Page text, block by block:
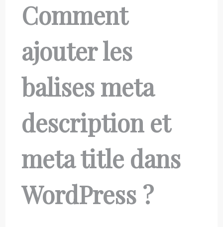
Comment
ajouter les
balises meta
description et
meta title dans
WordPress ?